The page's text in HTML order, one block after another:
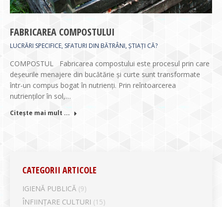
FABRICAREA COMPOSTULUI
LUCRĂRI SPECIFICE, SFATURI DIN BĂTRÂNI,ȘTIAȚI CĂ?
COMPOSTUL Fabricarea compostului este procesul prin care
deşeurile menajere din bucătărie şi curte sunt transformate
într-un compus bogat în nutrienţi. Prin reîntoarcerea
nutrienţilor în sol,…
Citește mai mult ...
CATEGORII ARTICOLE
IGIENĂ PUBLICĂ (9)
ÎNFIINȚARE CULTURI (15)